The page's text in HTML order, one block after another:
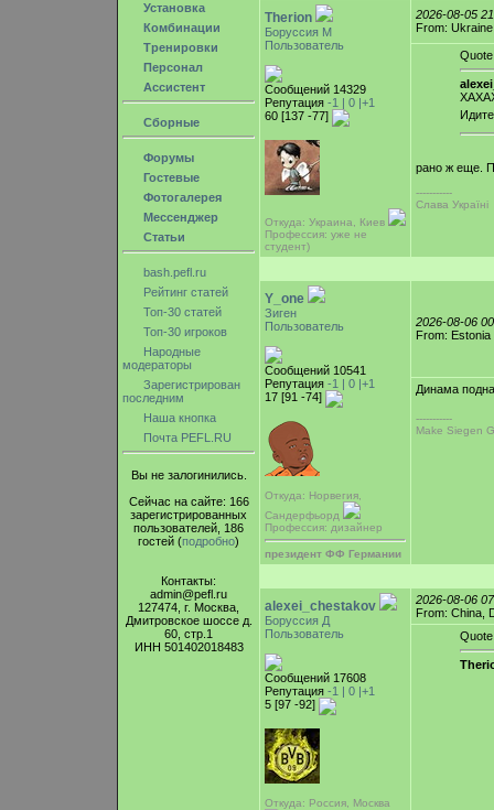
Установка
Комбинации
Тренировки
Персонал
Ассистент
Сборные
Форумы
Гостевые
Фотогалерея
Мессенджер
Статьи
bash.pefl.ru
Рейтинг статей
Топ-30 статей
Топ-30 игроков
Народные
модераторы
Зарегистрирован
последним
Наша кнопка
Почта PEFL.RU
Вы не залогинились.
Сейчас на сайте: 166
зарегистрированных
пользователей, 186
гостей (подробно)
Контакты:
admin@pefl.ru
127474, г. Москва,
Дмитровское шоссе д.
60, стр.1
ИНН 501402018483
Therion
Боруссия М
Пользователь
Сообщений 14329
Репутация -1 | 0 |+1
60 [137 -77]
Откуда: Украина, Киев
Профессия: уже не
студент)
2026-08-05
From: Ukraine
Quote
рано ж еще.
-----------
Слава Україні
Y_one
Зиген
Пользователь
Сообщений 10541
Репутация -1 | 0 |+1
17 [91 -74]
Откуда: Норвегия,
Сандерфьорд
Профессия: дизайнер
президент ФФ Германии
2026-08-06
From: Estonia
Динама
-----------
Make Siegen
alexei_chestakov
Боруссия Д
Пользователь
Сообщений 17608
Репутация -1 | 0 |+1
5 [97 -92]
Откуда: Россия, Москва
2026-08-06
From: China,
Quote